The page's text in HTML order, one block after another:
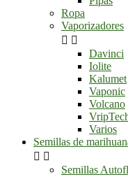
Ropa
Vaporizadores
 
Davinci
Iolite
Kalumet
Vaponic
Volcano
Varios
Semillas de
 
Semillas